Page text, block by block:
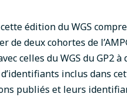
édition du WGS
de deux cohortes de l’AMP
celles du WGS du GP2
d’identifiants inclus dans
publiés et leurs